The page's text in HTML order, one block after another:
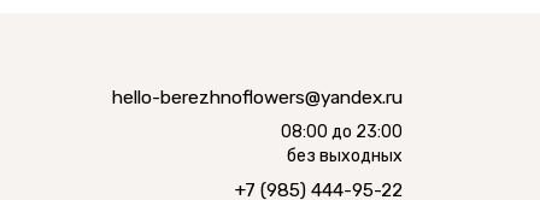
hello-berezhnoflowers@yandex.ru
08:00 до 23:00
без выходных
+7 (985) 444-95-22